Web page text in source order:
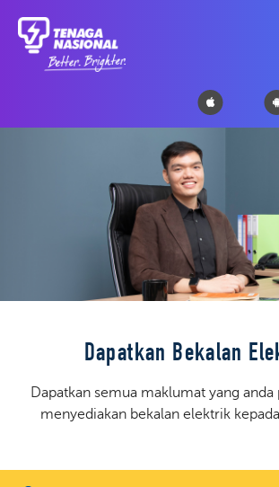
Dapatkan Bekalan
Dapatkan semua maklumat yang
menyediakan bekalan elektrik